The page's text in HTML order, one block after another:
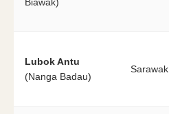
Lubok Antu
(Nanga Badau)
Sarawak